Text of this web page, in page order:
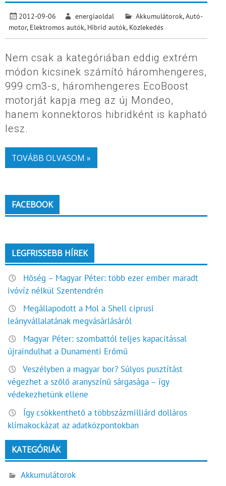
2012-09-06 energiaoldal Akkumulátorok,Autó-
motor, Elektromos autók, Hibrid autók, Közlekedés
Nem csak a kategóriában eddig extrém
módon kicsinek számító háromhengeres,
999 cm3-s, háromhengeres EcoBoost
motorját kapja meg az új Mondeo,
hanem konnektoros hibridként is kapható
lesz.
TOVÁBB OLVASOM »
FACEBOOK
LEGFRISSEBB HÍREK
Hőség – Magyar Péter: több ezer ember maradt
ivóvíz nélkül Szentendrén
Megállapodott a Mol a Shell ciprusi
leányvállalatának megvásárlásáról
Magyar Péter: szombattól teljes kapacitással
újraindulhat a Dunamenti Erőmű
Veszélyben a magyar bor? Súlyos pusztítást
végezhet a szőlő aranyszínű sárgasága – így
védekezhetünk ellene
Így csökkenthető a többszázmilliárd dolláros
klímakockázat az adatközpontokban
KATEGÓRIÁK
Akkumulátorok